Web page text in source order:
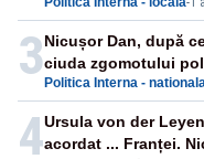
3Politica Interna - nationala
Nicușor Dan, după
ciuda zgomotului
4Ursula von der
acordat ... Franței.